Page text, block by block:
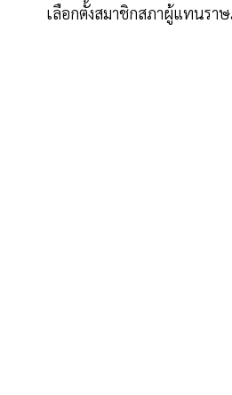
เลือกตั้งสมาชิกสภาผู้แทนรา